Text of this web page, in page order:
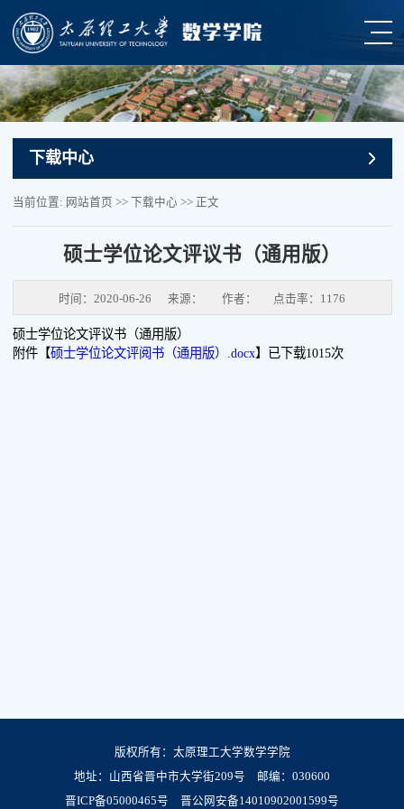
下载中心
当前位置: 网站首页 >> 下载中心 >> 正文
硕士学位论文评议书（通用版）
时间：2020-06-26 来源： 作者： 点击率： 1176
硕士学位论文评议书（通用版）
附件【硕士学位论文评阅书（通用版）.docx】已下载1015次
版权所有：太原理工大学数学学院
地址：山西省晋中市大学街209号 邮编：030600
晋ICP备05000465号
晋公网安备14010902001599号